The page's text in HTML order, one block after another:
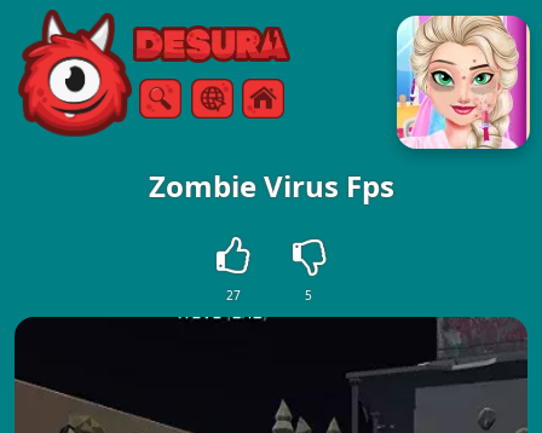
Free Online Games
AramaMenü
Zombie Virus Fps
27 5